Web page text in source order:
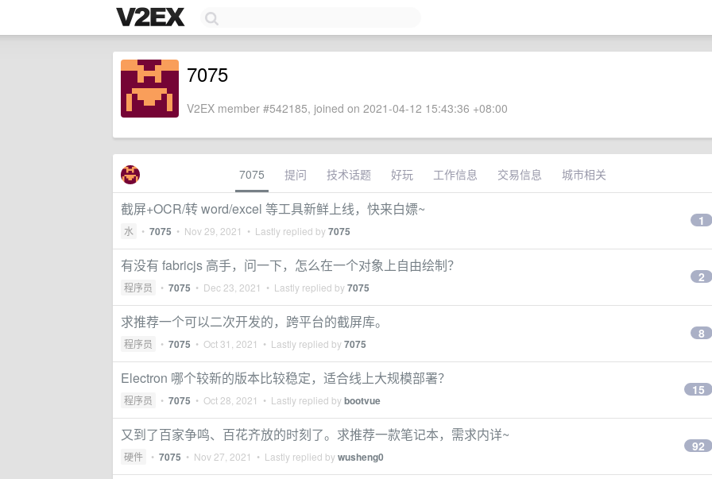
7075
V2EX member #542185, joined on 2021-04-12 15:43:36 +08:00
7075 提问 技术话题 好玩 工作信息 交易信息 城市相关
截屏+OCR/转 word/excel 等工具新鲜上线，快来白嫖~
水 • 7075 • Nov 29, 2021 • Lastly replied by7075
1
有没有 fabricjs 高手，问一下，怎么在一个对象上自由绘制？
程序员 • 7075 • Dec 23, 2021 • Lastly replied by7075
2
求推荐一个可以二次开发的，跨平台的截屏库。
程序员 • 7075 • Oct 31, 2021 • Lastly replied by7075
8
Electron 哪个较新的版本比较稳定，适合线上大规模部署？
程序员 • 7075 • Oct 28, 2021 • Lastly replied bybootvue
15
又到了百家争鸣、百花齐放的时刻了。求推荐一款笔记本，需求内详~
硬件 • 7075 • Nov 27, 2021 • Lastly replied bywusheng0
92